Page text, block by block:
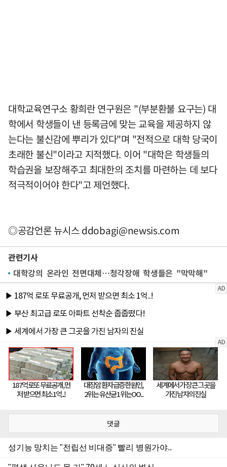
대학교육연구소 황희란 연구원은 "(부분환불 요구는) 대
학에서 학생들이 낸 등록금에 맞는 교육을 제공하지 않
는다는 불신감에 뿌리가 있다"며 "전적으로 대학 당국이
초래한 불신"이라고 지적했다. 이어 "대학은 학생들의
학습권을 보장해주고 최대한의 조치를 마련하는 데 보다
적극적이어야 한다"고 제언했다.
◎공감언론 뉴시스ddobagi@newsis.com
관련기사
대학강의 온라인 전면대체…청각장애 학생들은 "막막해"
댓글